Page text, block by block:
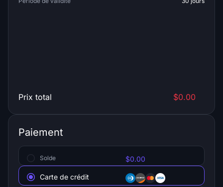
Prix total $0.00
Paiement
Solde $0.00
Carte de crédit